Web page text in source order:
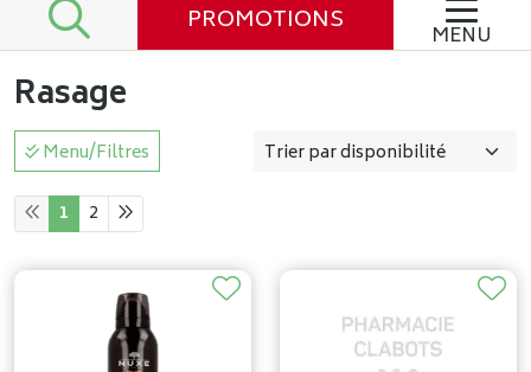
PROMOTIONS MENU
Rasage
Menu/Filtres
1 2